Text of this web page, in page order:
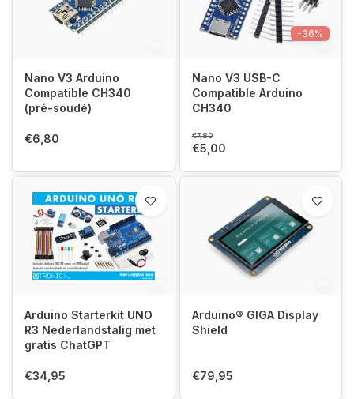
Nano V3 Arduino
Compatible CH340
(pré-soudé)
€6,80
-36%
Nano V3 USB-C
Compatible Arduino
CH340
€7,80
€5,00
Arduino Starterkit UNO
R3 Nederlandstalig met
gratis ChatGPT
€34,95
Arduino® GIGA Display
Shield
€79,95